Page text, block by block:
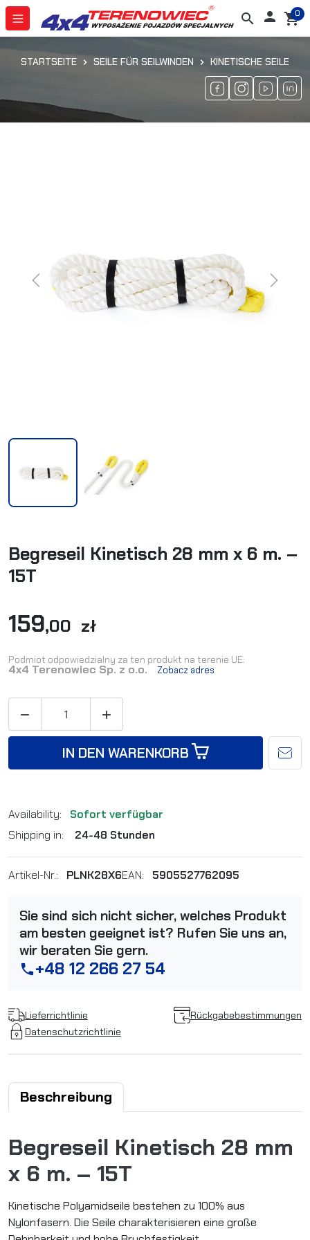
search  shopping_cart
0
STARTSEITE SEILE FÜR SEILWINDEN KINETISCHE SEILE
Previous Next
Begreseil Kinetisch 28 mm x 6 m. –
15T
159,00 zł
Podmiot odpowiedzialny za ten produkt na terenie UE:
4x4 Terenowiec Sp. z o.o. Zobacz adres
 
IN DEN WARENKORB
Availability:
Sofort verfügbar
Shipping in:
24-48 Stunden
Artikel-Nr.: PLNK28X6EAN: 5905527762095
Sie sind sich nicht sicher, welches Produkt
am besten geeignet ist? Rufen Sie uns an,
wir beraten Sie gern.
phone+48 12 266 27 54
Lieferrichtlinie
Rückgabebestimmungen
Datenschutzrichtlinie
Beschreibung
Begreseil Kinetisch 28 mm
x 6 m. – 15T
Kinetische Polyamidseile bestehen zu 100% aus
Nylonfasern. Die Seile charakterisieren eine große